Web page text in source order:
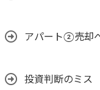
アパート②売却
投資判断のミス